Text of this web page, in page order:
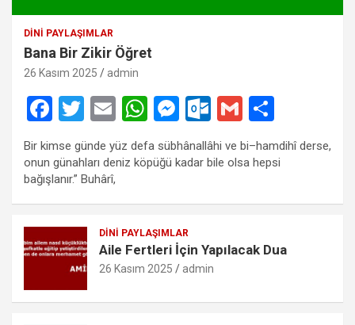
DINI PAYLAŞIMLAR
Bana Bir Zikir Öğret
26 Kasım 2025 admin
F
ce
b
o
o
k
T
wi
tt
er
E
m
ail
W
h
at
A
p
p
M
es
se
g
er
O
ut
lo
k.
o
G
m
ail
h
ar
Bir kimse günde yüz defa sübhânallâhi ve bi–hamdihî derse,
onun günahları deniz köpüğü kadar bile olsa hepsi
bağışlanır.” Buhârî,
DINI PAYLAŞIMLAR
Aile Fertleri İçin Yapılacak Dua
26 Kasım 2025 admin